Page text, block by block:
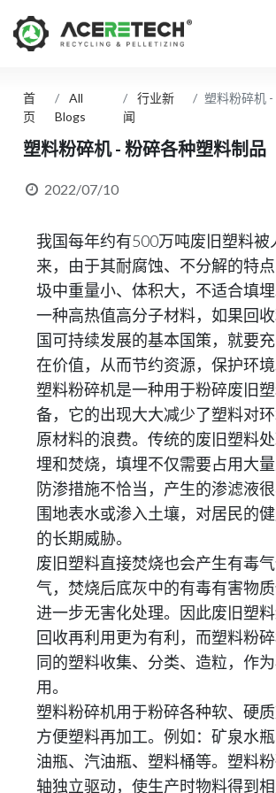
产品
应用
解决方案
关于我们
联系我们
简体中文
русский язык
首
页
All
Blogs
行业新
闻
塑料粉碎机 -
塑料粉碎机 - 粉碎各种塑料制品
2022/07/10
我国每年约有500万吨废旧塑料被
来，由于其耐腐蚀、不分解的特
圾中重量小、体积大，不适合填
一种高热值高分子材料，如果回
国可持续发展的基本国策，就要
在价值，从而节约资源，保护环境
塑料粉碎机是一种用于粉碎废旧
备，它的出现大大减少了塑料对
原材料的浪费。传统的废旧塑料
埋和焚烧，填埋不仅需要占用大
防渗措施不恰当，产生的渗滤液
围地表水或渗入土壤，对居民的
的长期威胁。
废旧塑料直接焚烧也会产生有毒
气，焚烧后底灰中的有毒有害物
进一步无害化处理。因此废旧塑
回收再利用更为有利，而塑料粉
同的塑料收集、分类、造粒，作
用。
塑料粉碎机用于粉碎各种软、硬质
方便塑料再加工。例如：矿泉水瓶
油瓶、汽油瓶、塑料桶等。塑料
轴独立驱动，使生产时物料得到